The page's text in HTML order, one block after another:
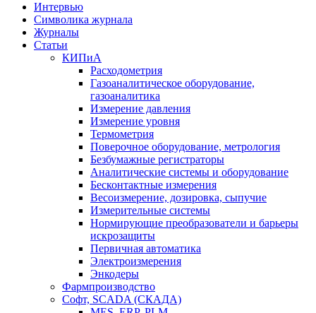
Интервью
Символика журнала
Журналы
Статьи
КИПиА
Расходометрия
Газоаналитическое оборудование,
газоаналитика
Измерение давления
Измерение уровня
Термометрия
Поверочное оборудование, метрология
Безбумажные регистраторы
Аналитические системы и оборудование
Бесконтактные измерения
Весоизмерение, дозировка, сыпучие
Измерительные системы
Нормирующие преобразователи и барьеры
искрозащиты
Первичная автоматика
Электроизмерения
Энкодеры
Фармпроизводство
Софт, SCADA (СКАДА)